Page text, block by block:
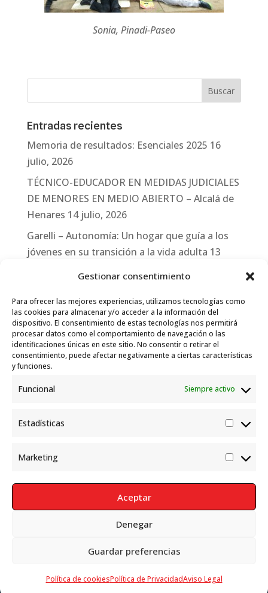
Gestionar consentimiento
Para ofrecer las mejores experiencias, utilizamos tecnologías como
las cookies para almacenar y/o acceder a la información del
dispositivo. El consentimiento de estas tecnologías nos permitirá
procesar datos como el comportamiento de navegación o las
identificaciones únicas en este sitio. No consentir o retirar el
consentimiento, puede afectar negativamente a ciertas características
y funciones.
Funcional Siempre activo
Estadísticas
Marketing
Aceptar
Denegar
Guardar preferencias
Política de cookiesPolítica de PrivacidadAviso Legal
Sonia, Pinadi-Paseo
Entradas recientes
Memoria de resultados: Esenciales 2025 16
julio, 2026
TÉCNICO-EDUCADOR EN MEDIDAS JUDICIALES
DE MENORES EN MEDIO ABIERTO – Alcalá de
Henares 14 julio, 2026
Garelli – Autonomía: Un hogar que guía a los
jóvenes en su transición a la vida adulta 13
Garelli-Refugio: Acciones de empleo en el
marco del Sistema de Acogida de Protección
Internacional 10 julio, 2026
Política de Privacidad